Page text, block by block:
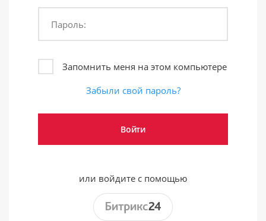
Пароль:
Запомнить меня на этом компьютере
Забыли свой пароль?
или войдите с помощью